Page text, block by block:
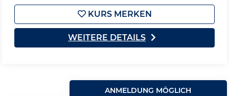
KURS MERKEN
WEITERE DETAILS
ANMELDUNG MÖGLICH